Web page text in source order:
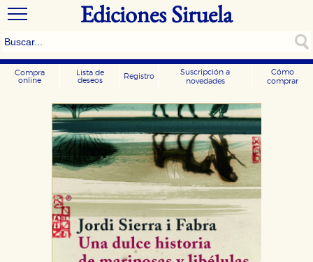
Ediciones Siruela
Compra
online
Lista de
deseos
Registro
Suscripción a
novedades
Cómo
comprar